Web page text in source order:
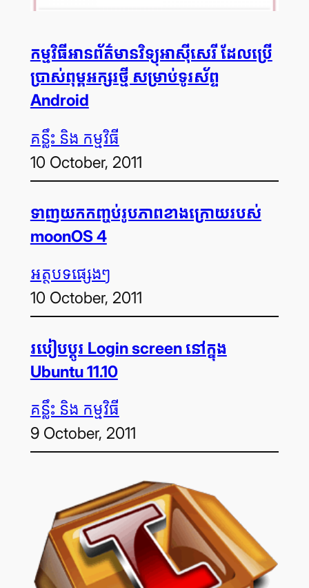
កម្មវិធី​អាន​ព័ត៌មាន​វិទ្យុ​អាស៊ី​សេរី ដែល​ប្រើ​
ប្រាស់​ពុម្ព​អក្សរ​ថ្មី សម្រាប់​ទូរស័ព្ទ
Android
គន្លឹះ និង កម្មវិធី
10 October, 2011
ទាញ​យក​កញ្ចប់​រូបភាព​ខាងក្រោយរបស់
moonOS 4
អត្ថបទ​ផ្សេងៗ
10 October, 2011
របៀបប្ដូរ Login screen នៅក្នុង
Ubuntu 11.10
គន្លឹះ និង កម្មវិធី
9 October, 2011